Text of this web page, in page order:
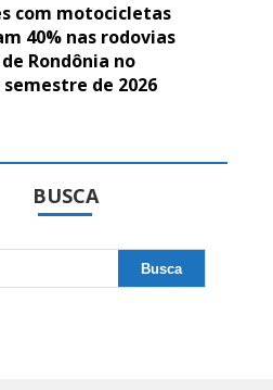
com motocicletas
40% nas rodovias
Rondônia no
de 2026
BUSCA